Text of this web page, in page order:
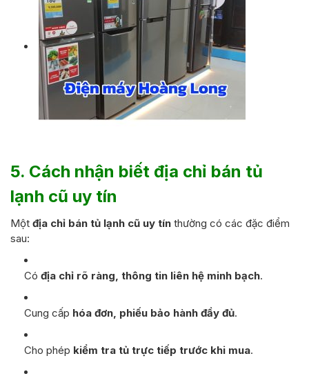
5. Cách nhận biết địa chỉ bán tủ
lạnh cũ uy tín
Một địa chỉ bán tủ lạnh cũ uy tín thường có các đặc điểm
sau:
Có địa chỉ rõ ràng, thông tin liên hệ minh bạch.
Cung cấp hóa đơn, phiếu bảo hành đầy đủ.
Cho phép kiểm tra tủ trực tiếp trước khi mua.